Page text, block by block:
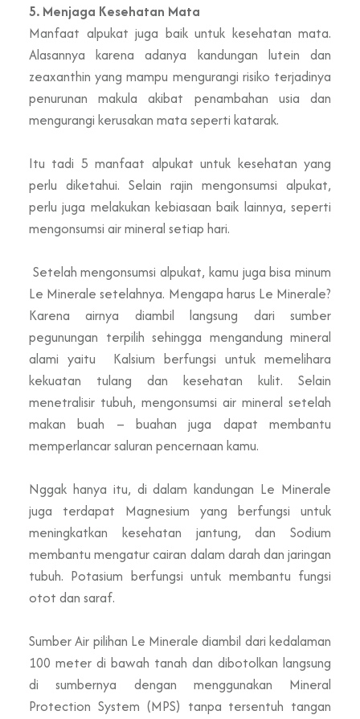
5. Menjaga Kesehatan Mata
Manfaat alpukat juga baik untuk kesehatan mata.
Alasannya karena adanya kandungan lutein dan
zeaxanthin yang mampu mengurangi risiko terjadinya
penurunan makula akibat penambahan usia dan
mengurangi kerusakan mata seperti katarak.
Itu tadi 5 manfaat alpukat untuk kesehatan yang
perlu diketahui. Selain rajin mengonsumsi alpukat,
perlu juga melakukan kebiasaan baik lainnya, seperti
mengonsumsi air mineral setiap hari.
Setelah mengonsumsi alpukat, kamu juga bisa minum
Le Minerale setelahnya. Mengapa harus Le Minerale?
Karena airnya diambil langsung dari sumber
pegunungan terpilih sehingga mengandung mineral
alami yaitu Kalsium berfungsi untuk memelihara
kekuatan tulang dan kesehatan kulit. Selain
menetralisir tubuh, mengonsumsi air mineral setelah
makan buah – buahan juga dapat membantu
memperlancar saluran pencernaan kamu.
Nggak hanya itu, di dalam kandungan Le Minerale
juga terdapat Magnesium yang berfungsi untuk
meningkatkan kesehatan jantung, dan Sodium
membantu mengatur cairan dalam darah dan jaringan
tubuh. Potasium berfungsi untuk membantu fungsi
otot dan saraf.
Sumber Air pilihan Le Minerale diambil dari kedalaman
100 meter di bawah tanah dan dibotolkan langsung
di sumbernya dengan menggunakan Mineral
Protection System (MPS) tanpa tersentuh tangan